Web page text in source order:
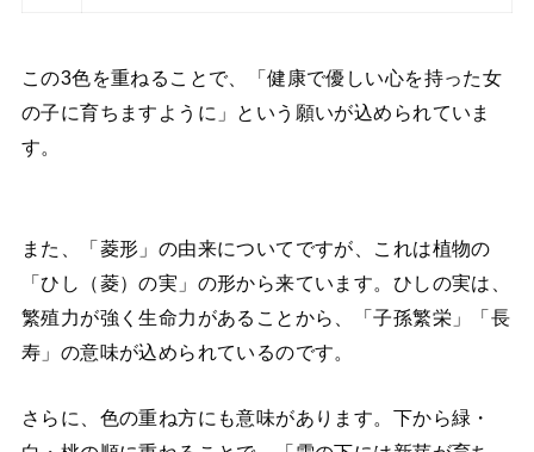
この3色を重ねることで、「健康で優しい心を持った女
の子に育ちますように」という願いが込められていま
す。
また、「菱形」の由来についてですが、これは植物の
「ひし（菱）の実」の形から来ています。ひしの実は、
繁殖力が強く生命力があることから、「子孫繁栄」「長
寿」の意味が込められているのです。
さらに、色の重ね方にも意味があります。下から緑・